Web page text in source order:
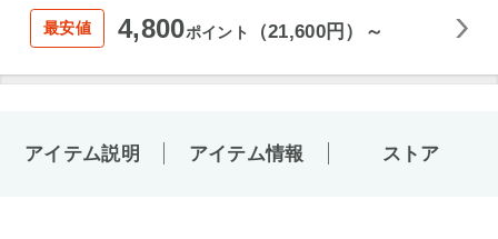
最安値 4,800ポイント （21,600円）～
アイテム説明 アイテム情報 ストア